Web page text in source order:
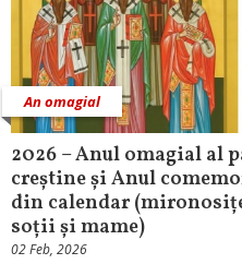
An omagial
2026 – Anul omagial al
creștine și Anul
din calendar
soții și mame)
02 Feb, 2026